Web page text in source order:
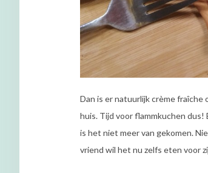
Dan is er natuurlijk crème fraîche
huis. Tijd voor flammkuchen dus!
is het niet meer van gekomen.
vriend wil het nu zelfs eten voor